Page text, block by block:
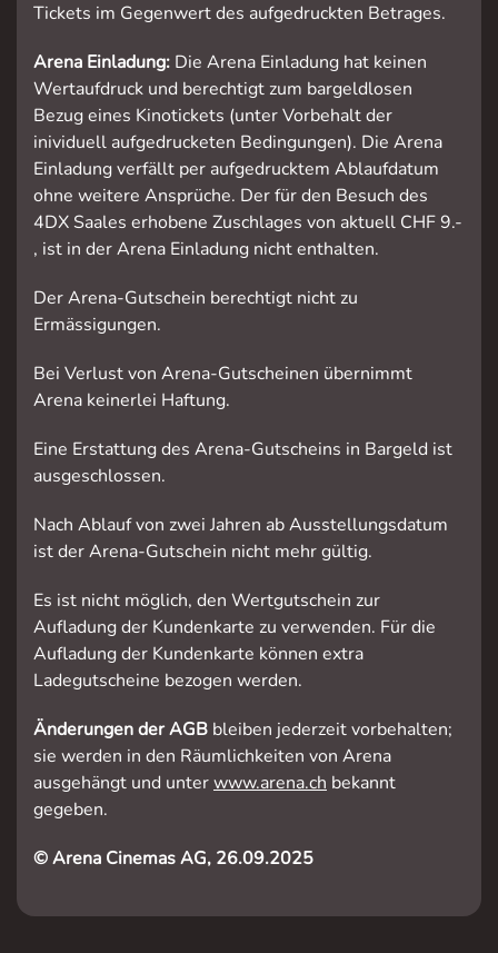
Tickets im Gegenwert des aufgedruckten Betrages.
Arena Einladung: Die Arena Einladung hat keinen
Wertaufdruck und berechtigt zum bargeldlosen
Bezug eines Kinotickets (unter Vorbehalt der
inividuell aufgedrucketen Bedingungen). Die Arena
Einladung verfällt per aufgedrucktem Ablaufdatum
ohne weitere Ansprüche. Der für den Besuch des
4DX Saales erhobene Zuschlages von aktuell CHF 9.-
, ist in der Arena Einladung nicht enthalten.
Der Arena-Gutschein berechtigt nicht zu
Ermässigungen.
Bei Verlust von Arena-Gutscheinen übernimmt
Arena keinerlei Haftung.
Eine Erstattung des Arena-Gutscheins in Bargeld ist
ausgeschlossen.
Nach Ablauf von zwei Jahren ab Ausstellungsdatum
ist der Arena-Gutschein nicht mehr gültig.
Es ist nicht möglich, den Wertgutschein zur
Aufladung der Kundenkarte zu verwenden. Für die
Aufladung der Kundenkarte können extra
Ladegutscheine bezogen werden.
Änderungen der AGB bleiben jederzeit vorbehalten;
sie werden in den Räumlichkeiten von Arena
ausgehängt und unterwww.arena.ch bekannt
gegeben.
© Arena Cinemas AG, 26.09.2025